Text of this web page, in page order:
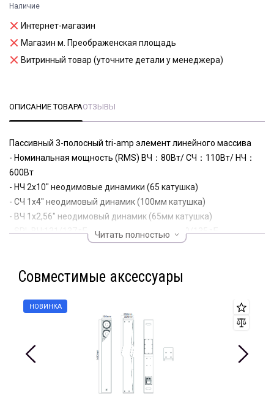
Наличие
Интернет-магазин
Магазин м. Преображенская площадь
Витринный товар (уточните детали у менеджера)
ОПИСАНИЕ ТОВАРАОТЗЫВЫ
Пассивный 3-полосный tri-amp элемент линейного массива
- Номинальная мощность (RMS) ВЧ：80Вт/ СЧ：110Вт/ НЧ：
600Вт
- НЧ 2х10" неодимовые динамики (65 катушка)
- СЧ 1х4" неодимовый динамик (100мм катушка)
- ВЧ 1х2,56" неодимовый динамик (65мм катушка)
- SPL ВЧ:131/137дБ，СЧ:129/135дБ，НЧ:129/135дБ
- Дисперсия 90º ×10º
- Встроенная система подвеса
- Вес - 33 кг
- совместим с подвесным сабвуфером RFIntell WA18H
Читать полностью
Совместимые аксессуары